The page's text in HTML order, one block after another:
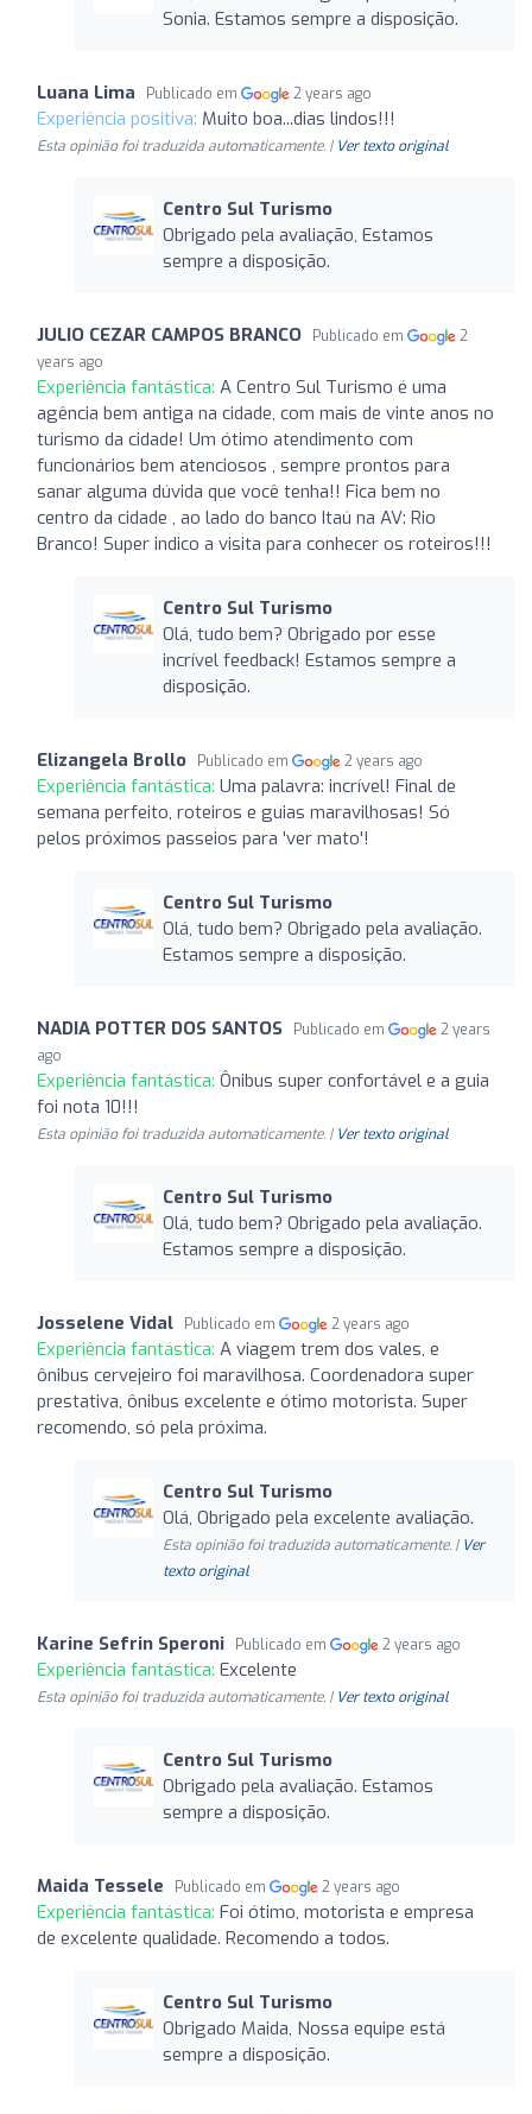
Sonia. Estamos sempre a disposição.
Luana Lima Publicado em 2 years ago
Experiência positiva: Muito boa...dias lindos!!!
Esta opinião foi traduzida automaticamente. | Ver texto original
Centro Sul Turismo
Obrigado pela avaliação, Estamos
sempre a disposição.
JULIO CEZAR CAMPOS BRANCO Publicado em
2
years ago
Experiência fantástica: A Centro Sul Turismo é uma
agência bem antiga na cidade, com mais de vinte anos no
turismo da cidade! Um ótimo atendimento com
funcionários bem atenciosos , sempre prontos para
sanar alguma dúvida que você tenha!! Fica bem no
centro da cidade , ao lado do banco Itaú na AV: Rio
Branco! Super indico a visita para conhecer os roteiros!!!
Centro Sul Turismo
Olá, tudo bem? Obrigado por esse
incrível feedback! Estamos sempre a
disposição.
Elizangela Brollo Publicado em 2 years ago
Experiência fantástica: Uma palavra: incrível! Final de
semana perfeito, roteiros e guias maravilhosas! Só
pelos próximos passeios para 'ver mato'!
Centro Sul Turismo
Olá, tudo bem? Obrigado pela avaliação.
Estamos sempre a disposição.
NADIA POTTER DOS SANTOS Publicado em
2 years
ago
Experiência fantástica: Ônibus super confortável e a guia
foi nota 10!!!
Esta opinião foi traduzida automaticamente. | Ver texto original
Centro Sul Turismo
Olá, tudo bem? Obrigado pela avaliação.
Estamos sempre a disposição.
Josselene Vidal Publicado em 2 years ago
Experiência fantástica: A viagem trem dos vales, e
ônibus cervejeiro foi maravilhosa. Coordenadora super
prestativa, ônibus excelente e ótimo motorista. Super
recomendo, só pela próxima.
Centro Sul Turismo
Olá, Obrigado pela excelente avaliação.
Esta opinião foi traduzida automaticamente. | Ver
texto original
Karine Sefrin Speroni Publicado em 2 years ago
Experiência fantástica: Excelente
Esta opinião foi traduzida automaticamente. | Ver texto original
Centro Sul Turismo
Obrigado pela avaliação. Estamos
sempre a disposição.
Maida Tessele Publicado em 2 years ago
Experiência fantástica: Foi ótimo, motorista e empresa
de excelente qualidade. Recomendo a todos.
Centro Sul Turismo
Obrigado Maida, Nossa equipe está
sempre a disposição.